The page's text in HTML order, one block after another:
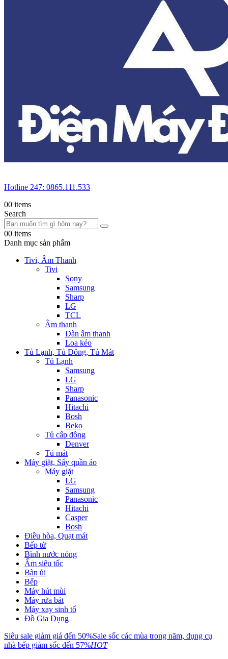
Hotline 247: 0865.111.533
00 items
Search
00 items
Danh mục sản phẩm
Tivi, Âm Thanh
Tivi
Sony
Samsung
Sharp
LG
TCL
Âm thanh
Dàn âm thanh
Loa kéo
Tủ Lạnh, Tủ Đông, Tủ Mát
Tủ Lạnh
Samsung
LG
Sharp
Panasonic
Hitachi
Bosh
Beko
Tủ cấp đông
Denver
Tủ mát
Máy giặt, Sấy quần áo
Máy giặt
LG
Samsung
Panasonic
Hitachi
Casper
Bosh
Điều hòa, Quạt mát
Bếp từ
Bình nước nóng
Ấm siêu tốc
Bàn ủi
Bếp
Máy hút mùi
Máy rửa bát
Máy xay sinh tố
Đồ Gia Dụng
Siêu sale giảm giá đến 50%Sale sốc các mùa trong năm, dụng cụ
nhà bếp giảm sốc đến 57%HOT